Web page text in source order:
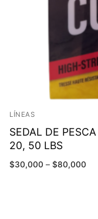
LÍNEAS
SEDAL DE
20, 50 LBS
$30,000 – $80,000